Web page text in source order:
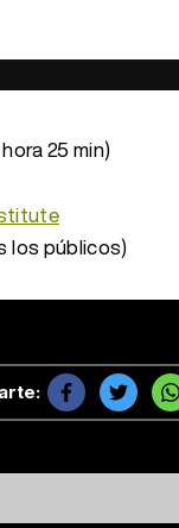
25 min)
los públicos)